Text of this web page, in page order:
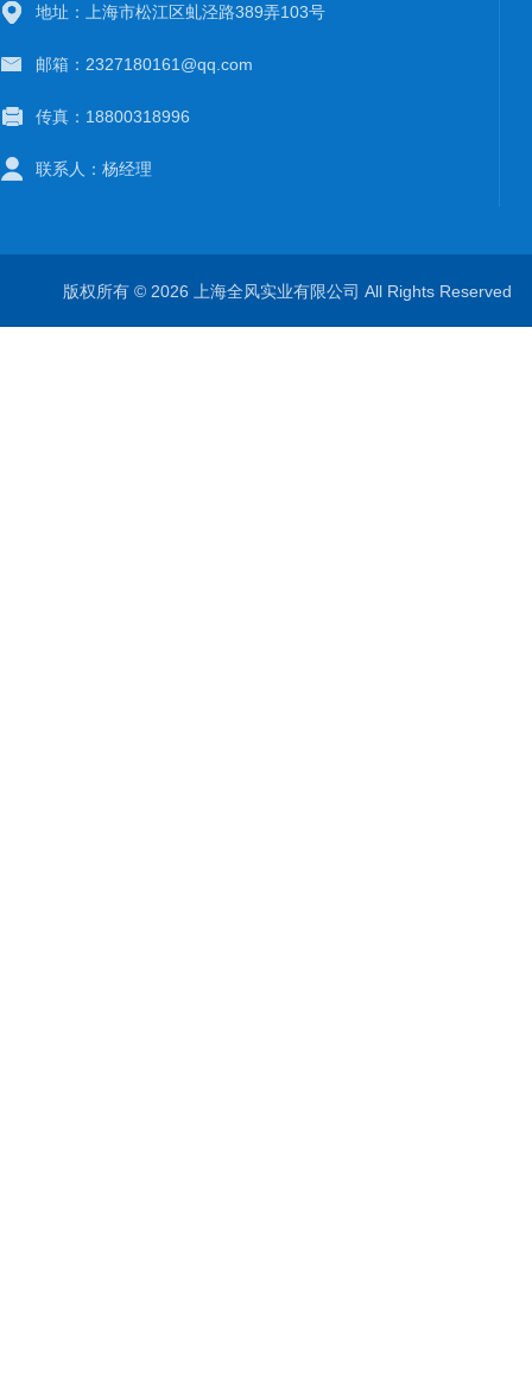
地址：上海市松江区虬泾路389弄103号
邮箱：2327180161@qq.com
传真：18800318996
联系人：杨经理
版权所有 © 2026 上海全风实业有限公司 All Rights